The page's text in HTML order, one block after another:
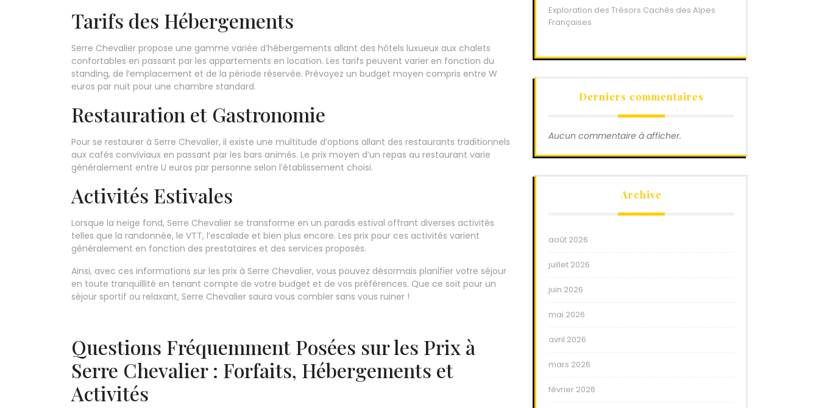
Tarifs des Hébergements
Serre Chevalier propose une gamme variée d’hébergements allant des hôtels luxueux aux chalets
confortables en passant par les appartements en location. Les tarifs peuvent varier en fonction du
standing, de l’emplacement et de la période réservée. Prévoyez un budget moyen compris entre W
euros par nuit pour une chambre standard.
Restauration et Gastronomie
Pour se restaurer à Serre Chevalier, il existe une multitude d’options allant des restaurants traditionnels
aux cafés conviviaux en passant par les bars animés. Le prix moyen d’un repas au restaurant varie
généralement entre U euros par personne selon l’établissement choisi.
Activités Estivales
Lorsque la neige fond, Serre Chevalier se transforme en un paradis estival offrant diverses activités
telles que la randonnée, le VTT, l’escalade et bien plus encore. Les prix pour ces activités varient
généralement en fonction des prestataires et des services proposés.
Ainsi, avec ces informations sur les prix à Serre Chevalier, vous pouvez désormais planifier votre séjour
en toute tranquillité en tenant compte de votre budget et de vos préférences. Que ce soit pour un
séjour sportif ou relaxant, Serre Chevalier saura vous combler sans vous ruiner !
Questions Fréquemment Posées sur les Prix à
Serre Chevalier : Forfaits, Hébergements et
Activités
Exploration des Trésors Cachés des Alpes
Françaises
Derniers commentaires
Aucun commentaire à afficher.
Archive
août 2026
juillet 2026
juin 2026
mai 2026
avril 2026
mars 2026
février 2026